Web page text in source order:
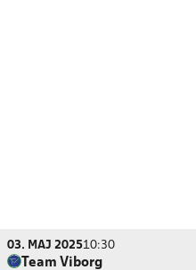
03. MAJ 202510:30
Team Viborg